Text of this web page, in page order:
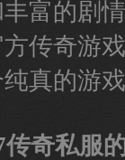
富的剧
传奇游
真的游
传奇私服